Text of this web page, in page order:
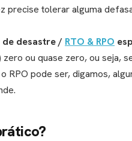
precise tolerar alguma
desastre / RTO & RPO
ou quase zero, ou seja,
RPO pode ser, digamos,